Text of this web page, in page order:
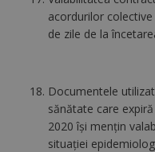
acordurilor
de zile de la
Documentele
sănătate care
2020 îşi menţin
situaţiei